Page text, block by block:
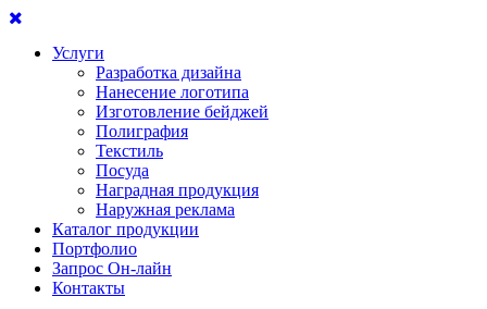
Услуги
Разработка дизайна
Нанесение логотипа
Изготовление бейджей
Полиграфия
Текстиль
Посуда
Наградная продукция
Наружная реклама
Каталог продукции
Портфолио
Запрос Он-лайн
Контакты